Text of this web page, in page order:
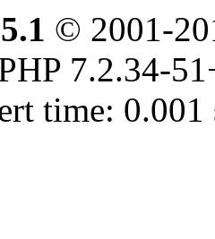
© 2001-
7.2.34-
time: 0.001